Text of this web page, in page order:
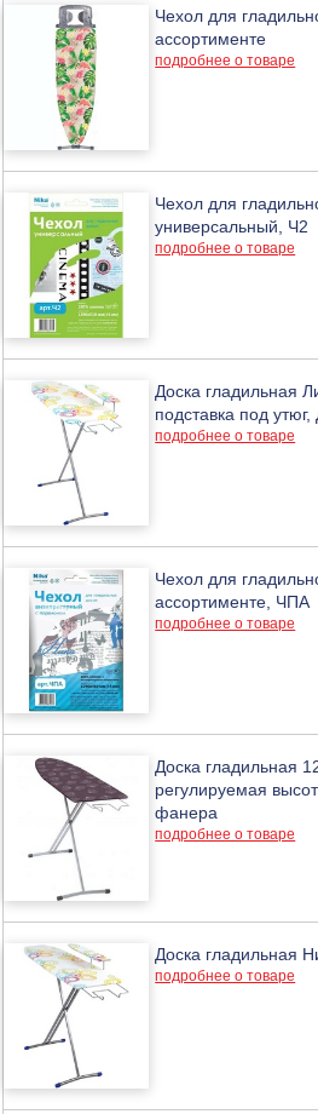
Чехол для
ассортименте
подробнее о товаре
Чехол для
универсальный, Ч2
подробнее о товаре
Доска гладильная
подставка под утюг,
подробнее о товаре
Чехол для
ассортименте, ЧПА
подробнее о товаре
Доска гладильная
регулируемая
фанера
подробнее о товаре
Доска гладильная
подробнее о товаре